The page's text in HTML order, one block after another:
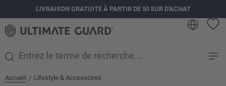
principalLIVRAISON GRATUITE À PARTIR DE 50 EUR D'ACHAT
Accueil / Lifestyle & Accessoires